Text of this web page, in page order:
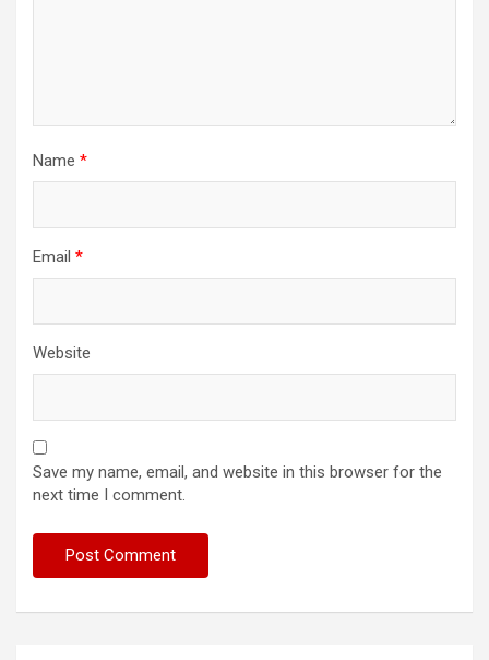
Name *
Email *
Website
Save my name, email, and website in this browser for the
next time I comment.